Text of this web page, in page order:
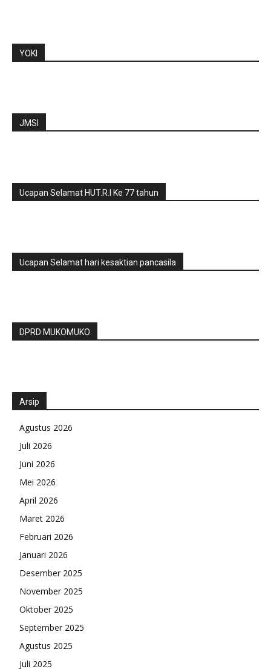
YOKI
JMSI
Ucapan Selamat HUT.R.I Ke 77 tahun
Ucapan Selamat hari kesaktian pancasila
DPRD MUKOMUKO
Arsip
Agustus 2026
Juli 2026
Juni 2026
Mei 2026
April 2026
Maret 2026
Februari 2026
Januari 2026
Desember 2025
November 2025
Oktober 2025
September 2025
Agustus 2025
Juli 2025